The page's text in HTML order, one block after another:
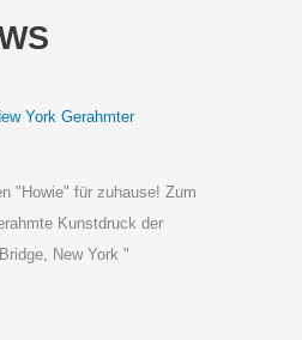
"Howie" für zuhause! Zum
Kunstdruck der
New York "